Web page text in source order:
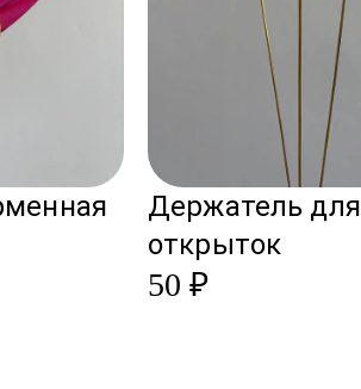
Держатель для
открыток
50 ₽